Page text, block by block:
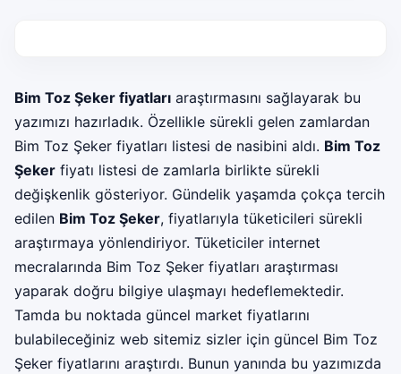
Bim Toz Şeker fiyatları araştırmasını sağlayarak bu
yazımızı hazırladık. Özellikle sürekli gelen zamlardan
Bim Toz Şeker fiyatları listesi de nasibini aldı. Bim Toz
Şeker fiyatı listesi de zamlarla birlikte sürekli
değişkenlik gösteriyor. Gündelik yaşamda çokça tercih
edilen Bim Toz Şeker, fiyatlarıyla tüketicileri sürekli
araştırmaya yönlendiriyor. Tüketiciler internet
mecralarında Bim Toz Şeker fiyatları araştırması
yaparak doğru bilgiye ulaşmayı hedeflemektedir.
Tamda bu noktada güncel market fiyatlarını
bulabileceğiniz web sitemiz sizler için güncel Bim Toz
Şeker fiyatlarını araştırdı. Bunun yanında bu yazımızda